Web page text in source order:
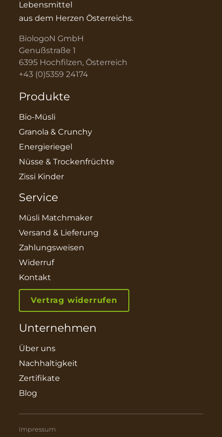
Lebensmittel
aus dem Herzen Österreichs.
BiologoN GmbH
Genußstraße 1
6395 Hochfilzen, Österreich
+43 (0)5359 24174
Produkte
Bio-Müsli
Granola & Crunchy
Energieriegel
Nüsse & Trockenfrüchte
Zissi Kinder
Service
Müsli Matchmaker
Versand & Lieferung
Zahlungsweisen
Widerruf
Kontakt
Vertrag widerrufen
Unternehmen
Über uns
Nachhaltigkeit
Zertifikate
Blog
Impressum